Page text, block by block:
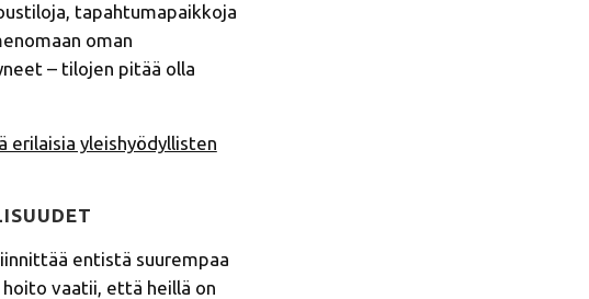
tapahtumapaikkoja
oman
– tilojen pitää olla
erilaisia yleishyödyllisten
entistä suurempaa
vaatii, että heillä on